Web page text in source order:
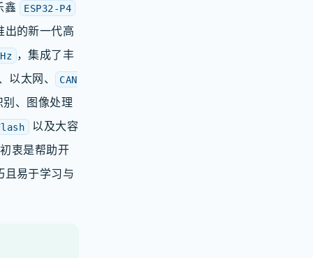
鑫 ESP32-P4
的新一代高
，集成了丰
以太网、 CAN
、图像处理
以及大容
衷是帮助开
且易于学习与